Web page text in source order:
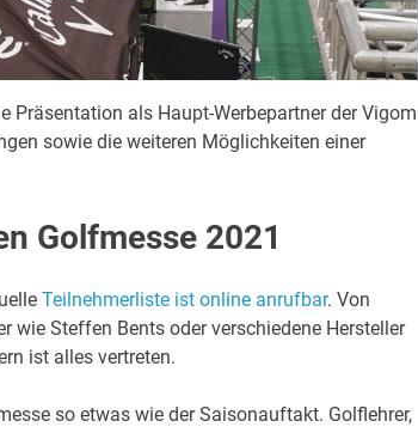
Präsentation als Haupt-Werbepartner der Vigom
sowie die weiteren Möglichkeiten einer
Golfmesse 2021
Teilnehmerliste ist online anrufbar. Von
wie Steffen Bents oder verschiedene Hersteller
ist alles vertreten.
so etwas wie der Saisonauftakt. Golflehrer,